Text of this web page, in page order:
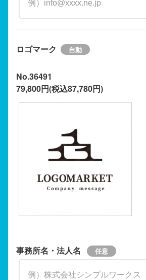
ロゴマーク
No.36491
79,800円(税込87,780円)
事務所名・法人名